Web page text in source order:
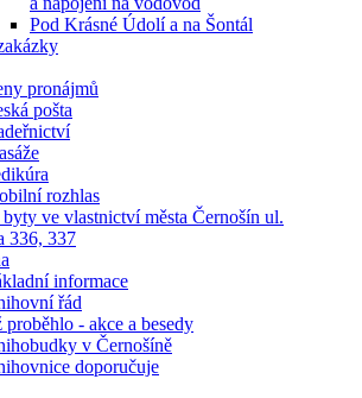
Pod Krásné Údolí a na Šontál
pronájmů
pošta
rozhlas
ve vlastnictví města Černošín ul.
336, 337
informace
řád
proběhlo - akce a besedy
v Černošíně
doporučuje